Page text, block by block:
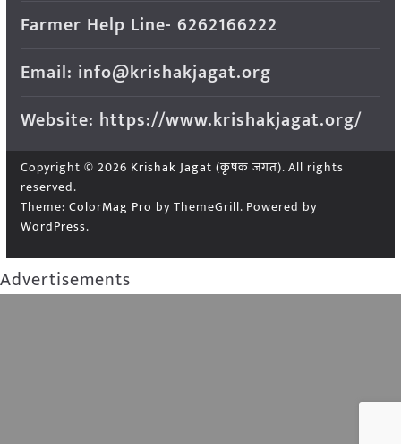
Farmer Help Line- 6262166222
Email: info@krishakjagat.org
Website: https://www.krishakjagat.org/
Copyright © 2026 Krishak Jagat (कृषक जगत). All rights
reserved.
Theme: ColorMag Pro by ThemeGrill. Powered by
WordPress.
Advertisements